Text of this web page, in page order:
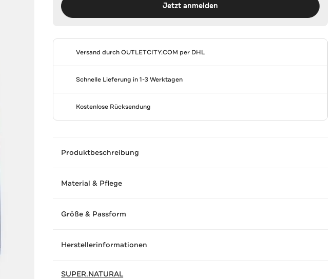
Jetzt anmelden
Versand durchOUTLETCITY.COM per DHL
Schnelle Lieferung in 1-3 Werktagen
Kostenlose Rücksendung
Produktbeschreibung
Material & Pflege
Größe & Passform
Herstellerinformationen
SUPER.NATURAL